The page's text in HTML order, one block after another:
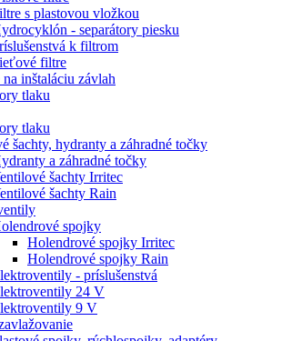
s plastovou vložkou
- separátory piesku
k filtrom
filtre
inštaláciu závlah
tlaku
tlaku
šachty, hydranty a záhradné točky
a záhradné točky
šachty Irritec
šachty Rain
spojky
Holendrové spojky Irritec
Holendrové spojky Rain
- príslušenstvá
24 V
9 V